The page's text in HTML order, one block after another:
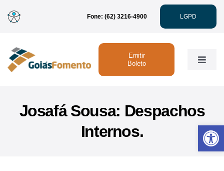
Abrir
para
conteúdo
Fone: (62) 3216-4900 LGPD
Toggle
Emitir
Boleto
Josafá Sousa: Despachos
Internos.